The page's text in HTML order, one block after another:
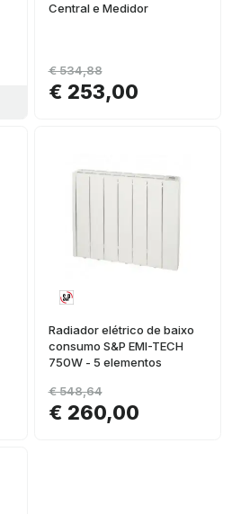
Central e Medidor
€ 253,00
€ 534,88
Radiador elétrico de baixo
consumo S&P EMI-TECH
750W - 5 elementos
€ 260,00
€ 548,64